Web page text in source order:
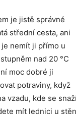
je jistě správné
střední cesta, ani
nemít ji přímo u
nad 20 °C
moc dobré ji
potraviny, když
vzadu, kde se
mít lednici u